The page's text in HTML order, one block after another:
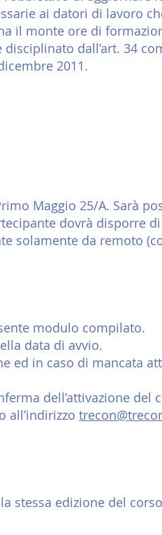
ai datori di lavoro
il monte ore di
dall’art. 34
2011.
Maggio 25/A. Sarà
dovrà disporre
solamente da remoto
modulo compilato.
data di avvio.
ed in caso di mancata
dell’attivazione del
all’indirizzo
stessa edizione del